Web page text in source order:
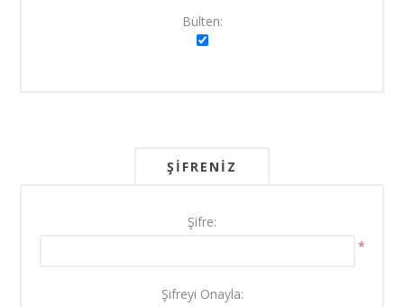
Bülten:
ŞIFRENIZ
Şifre:
*
Şifreyi Onayla: